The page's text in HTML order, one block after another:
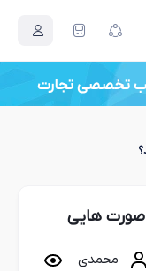
تخصصی تجارت
صورت هایی
محمدی